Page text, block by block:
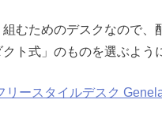
むためのデスクなので、
ト式」のものを選ぶよう
リースタイルデスク